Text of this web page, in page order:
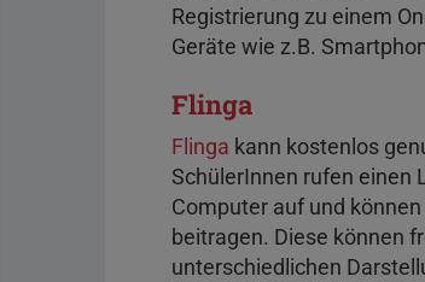
Registrierung zu einem
Geräte wie z.B.
Flinga
Flinga kann kostenlos
SchülerInnen rufen einen
Computer auf und
beitragen. Diese können
unterschiedlichen